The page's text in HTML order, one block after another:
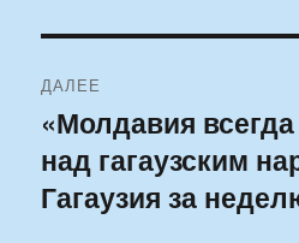
ДАЛЕЕ
Следующая
запись:
«Молдавия
над гагаузским
Гагаузия за